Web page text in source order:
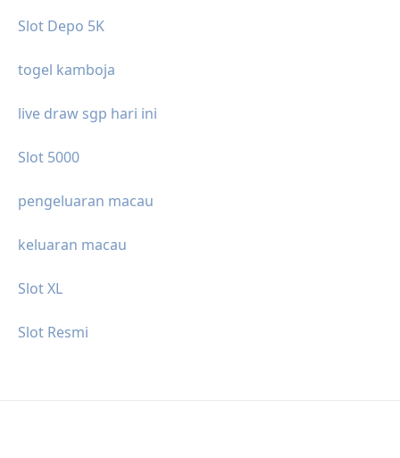
Slot Depo 5K
togel kamboja
live draw sgp hari ini
Slot 5000
pengeluaran macau
keluaran macau
Slot XL
Slot Resmi